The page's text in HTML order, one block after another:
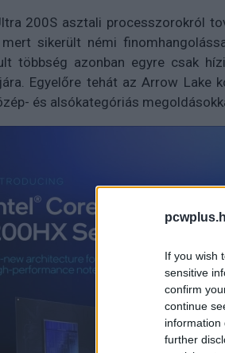
If you wish
sensitive
confirm
continue
information
further
200S asztali processzorokról
mert sikerült némi
többség azonban egyre csak
Egyelőre tehát az Arrow Lake
és alsókategóriás